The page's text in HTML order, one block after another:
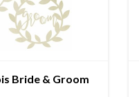
Bride & Groom